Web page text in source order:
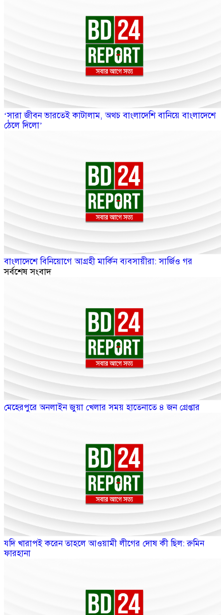
‘সারা জীবন ভারতেই কাটালাম, অথচ বাংলাদেশি বানিয়ে বাংলাদেশে
ঠেলে দিলো’
বাংলাদেশে বিনিয়োগে আগ্রহী মার্কিন ব্যবসায়ীরা: সার্জিও গর
সর্বশেষ সংবাদ
মেহেরপুরে অনলাইন জুয়া খেলার সময় হাতেনাতে ৪ জন গ্রেপ্তার
যদি খারাপই করেন তাহলে আওয়ামী লীগের দোষ কী ছিল: রুমিন
ফারহানা